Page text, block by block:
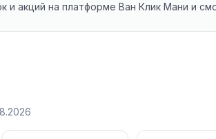
и акций на платформе Ван Клик Мани и